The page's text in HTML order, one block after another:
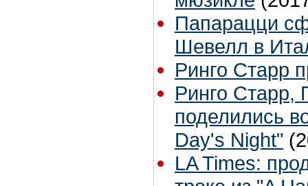
Папарацци
Шевелл в
Ринго Старр
Ринго Старр,
поделились
Day's Night"
LA Times: